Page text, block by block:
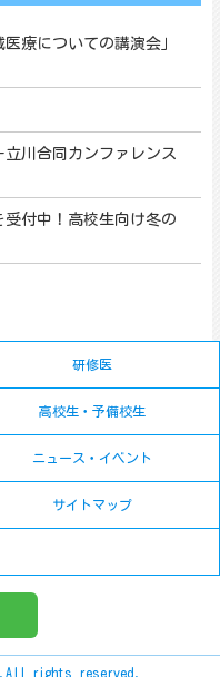
療についての講演会」
立川合同カンファレンス
受付中！高校生向け冬の
研修医
高校生・予備校生
ニュース・イベント
サイトマップ
rights reserved.